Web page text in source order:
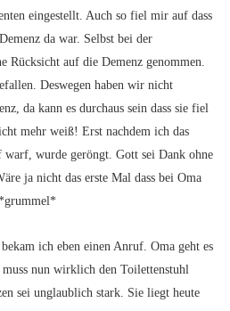
eingestellt. Auch so fiel mir auf dass
da war. Selbst bei der
Rücksicht auf die Demenz genommen.
Deswegen haben wir nicht
da kann es durchaus sein dass sie fiel
mehr weiß! Erst nachdem ich das
wurde geröngt. Gott sei Dank ohne
ja nicht das erste Mal dass bei Oma
ich eben einen Anruf. Oma geht es
nun wirklich den Toilettenstuhl
sei unglaublich stark. Sie liegt heute